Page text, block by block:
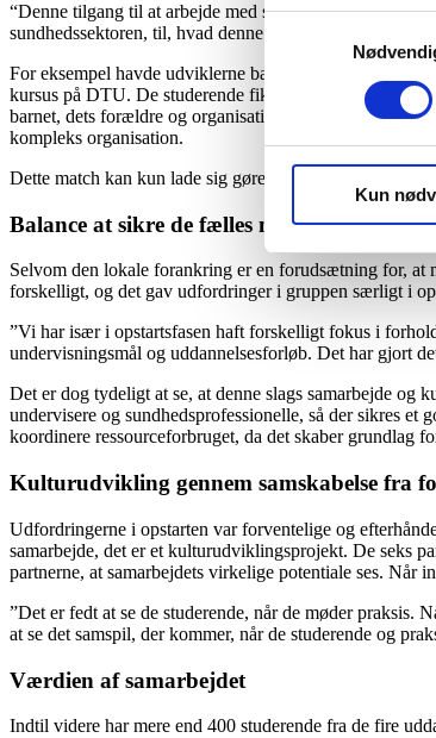
Samtykkevalg
Kun
“Denne tilgang til at arbejde med sundhedsinnovation
sundhedssektoren, til, hvad denne realistisk kan
For eksempel havde udviklerne bag det nye
kursus på DTU. De studerende fik lov til at være en hel
barnet, dets forældre og organisationen som helhed.
kompleks organisation.
Dette match kan kun lade sig gøre, fordi
Balance at sikre de fælles mål
Selvom den lokale forankring er en forudsætning for, at
forskelligt, og det gav udfordringer i gruppen særligt i
”Vi har især i opstartsfasen haft forskelligt fokus i
undervisningsmål og uddannelsesforløb. Det har gjort
Det er dog tydeligt at se, at denne slags samarbejde
undervisere og sundhedsprofessionelle, så der sikres
koordinere ressourceforbruget, da det skaber grundlag
Kulturudvikling gennem samskabelse fra
Udfordringerne i opstarten var forventelige og
samarbejde, det er et kulturudviklingsprojekt. De seks
partnerne, at samarbejdets virkelige potentiale ses. Når
”Det er fedt at se de studerende, når de møder praksis.
at se det samspil, der kommer, når de studerende og
Værdien af samarbejdet
Indtil videre har mere end 400 studerende fra de fire